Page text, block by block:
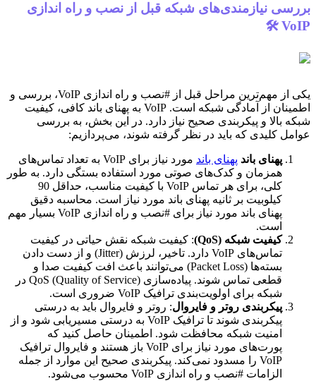
بررسی نیازمندی‌های شبکه قبل از نصب و راه اندازی
VoIP 🛠️
یکی از مهم‌ترین مراحل قبل از #نصب و راه اندازی VoIP، بررسی و
اطمینان از آمادگی شبکه است. VoIP به پهنای باند کافی، کیفیت
شبکه بالا و پیکربندی صحیح نیاز دارد. در این بخش، به بررسی
عوامل کلیدی که باید در نظر گرفته شوند، می‌پردازیم:
پهنای باند پهنای باند
مورد نیاز برای VoIP به تعداد تماس‌های
همزمان و کدک‌های صوتی مورد استفاده بستگی دارد. به طور
کلی، برای هر تماس VoIP با کیفیت مناسب، حداقل 90
کیلوبیت بر ثانیه پهنای باند مورد نیاز است. محاسبه دقیق
پهنای باند مورد نیاز برای #نصب و راه اندازی VoIP بسیار مهم
است.
کیفیت شبکه (QoS)
: کیفیت شبکه نقش حیاتی در کیفیت
تماس‌های VoIP دارد. تاخیر، لرزش (Jitter) و از دست دادن
بسته‌ها (Packet Loss) می‌توانند باعث افت کیفیت صدا و
قطعی تماس شوند. پیاده‌سازی QoS (Quality of Service) در
شبکه برای اولویت‌بندی ترافیک VoIP ضروری است.
پیکربندی روتر و فایروال: روتر و فایروال باید به درستی
پیکربندی شوند تا ترافیک VoIP به درستی مسیریابی شود و از
امنیت شبکه محافظت شود. اطمینان حاصل کنید که
پورت‌های مورد نیاز برای VoIP باز هستند و فایروال ترافیک
VoIP را مسدود نمی‌کند. پیکربندی صحیح این موارد از جمله
الزامات #نصب و راه اندازی VoIP محسوب می‌شود.